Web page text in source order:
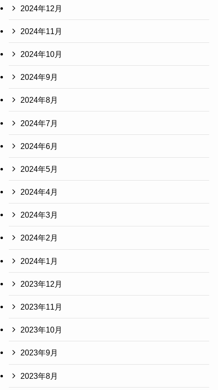
2024年12月
2024年11月
2024年10月
2024年9月
2024年8月
2024年7月
2024年6月
2024年5月
2024年4月
2024年3月
2024年2月
2024年1月
2023年12月
2023年11月
2023年10月
2023年9月
2023年8月